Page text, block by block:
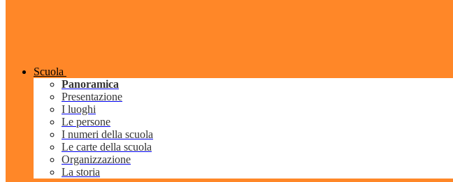
Scuola
Panoramica
Presentazione
I luoghi
Le persone
I numeri della scuola
Le carte della scuola
Organizzazione
La storia